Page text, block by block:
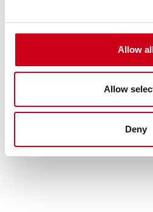
Allow
Allow
Deny